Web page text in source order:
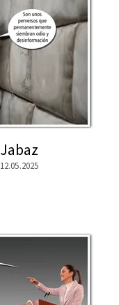
Jabaz
12.05.2025